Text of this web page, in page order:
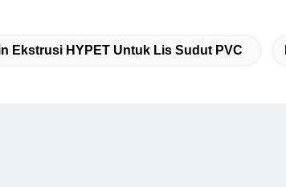
Ekstrusi HYPET Untuk Lis Sudut PVC